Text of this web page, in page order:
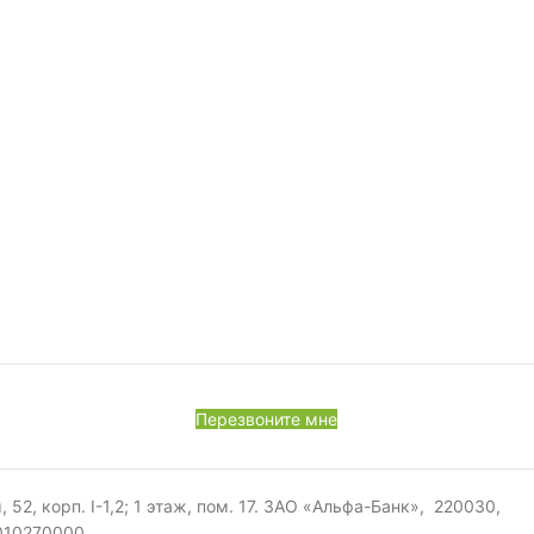
Перезвоните мне
корп. I-1,2; 1 этаж, пом. 17. ЗАО «Альфа-Банк», 220030,